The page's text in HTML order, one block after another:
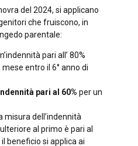
del 2024, si applicano
che fruiscono, in
parentale:
pari all’ 80%
entro il 6° anno di
pari al 60% per un
misura dell’indennità
al primo è pari al
il beneficio si applica ai